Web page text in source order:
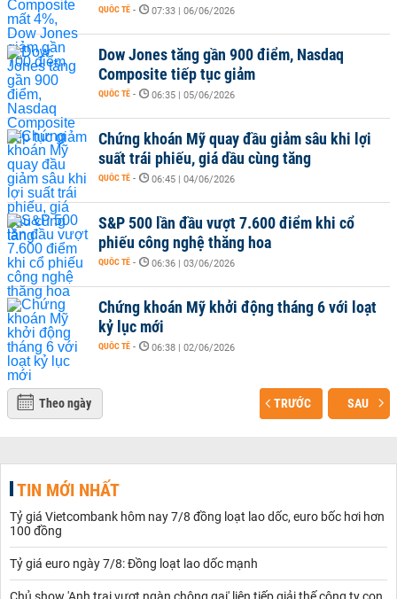
QUỐC TẾ - 07:33 | 06/06/2026
Dow Jones tăng gần 900 điểm, Nasdaq
Composite tiếp tục giảm
QUỐC TẾ - 06:35 | 05/06/2026
Chứng khoán Mỹ quay đầu giảm sâu khi lợi
suất trái phiếu, giá dầu cùng tăng
QUỐC TẾ - 06:45 | 04/06/2026
S&P 500 lần đầu vượt 7.600 điểm khi cổ
phiếu công nghệ thăng hoa
QUỐC TẾ - 06:36 | 03/06/2026
Chứng khoán Mỹ khởi động tháng 6 với loạt
kỷ lục mới
QUỐC TẾ - 06:38 | 02/06/2026
Theo ngày TRƯỚC SAU
TIN MỚI NHẤT
Tỷ giá Vietcombank hôm nay 7/8 đồng loạt lao dốc, euro bốc hơi hơn
100 đồng
Tỷ giá euro ngày 7/8: Đồng loạt lao dốc mạnh